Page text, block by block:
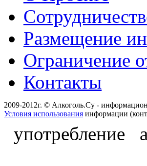
Размещение
Ограничение
Контакты
2009-2012г. © Алкоголь.Су -
Условия использования информации
употребление